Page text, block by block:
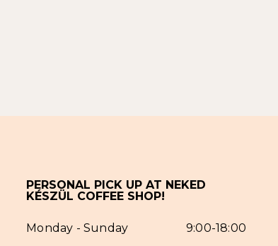
PERSONAL PICK UP AT NEKED
KÉSZÜL COFFEE SHOP!
Monday - Sunday 9:00-18:00